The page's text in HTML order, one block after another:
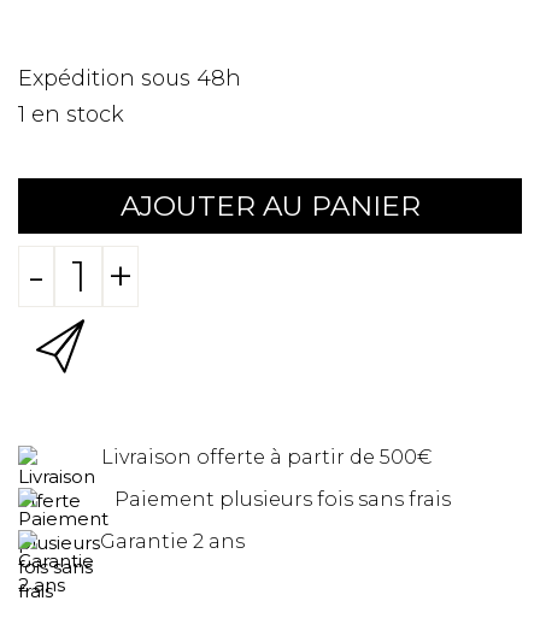
Expédition sous 48h
1 en stock
AJOUTER AU PANIER
- +
Livraison offerte à partir de 500€
Paiement plusieurs fois sans frais
Garantie 2 ans